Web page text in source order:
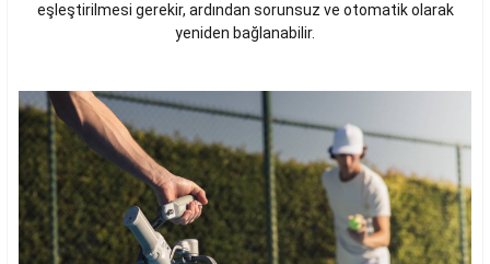
eşleştirilmesi gerekir, ardından sorunsuz ve otomatik olarak
yeniden bağlanabilir.